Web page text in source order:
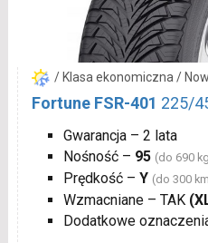
/ Klasa ekonomiczna /
Fortune FSR-401 225/
Gwarancja – 2 lata
Nośność – 95 (do 690
Prędkość – Y (do 300
Wzmacniane – TAK
Dodatkowe